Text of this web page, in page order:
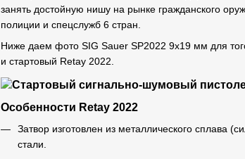
занять достойную нишу на рынке гражданского
полиции и спецслужб 6 стран.
Ниже даем фото SIG Sauer SP2022 9x19 мм для
и стартовый Retay 2022.
Особенности Retay 2022
Затвор изготовлен из металлического сплава
стали.